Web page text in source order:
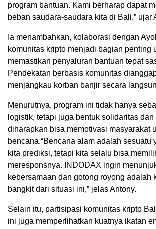
program bantuan. Kami berharap dapat
beban saudara-saudara kita di Bali,” ujar
Ia menambahkan, kolaborasi dengan
komunitas kripto menjadi bagian penting
memastikan penyaluran bantuan tepat
Pendekatan berbasis komunitas
menjangkau korban banjir secara
Menurutnya, program ini tidak hanya
logistik, tetapi juga bentuk solidaritas
diharapkan bisa memotivasi masyarakat
bencana.“Bencana alam adalah sesuatu
kita prediksi, tetapi kita selalu bisa
meresponsnya. INDODAX ingin
kebersamaan dan gotong royong adalah
bangkit dari situasi ini,” jelas Antony.
Selain itu, partisipasi komunitas kripto
ini juga memperlihatkan kuatnya ikatan